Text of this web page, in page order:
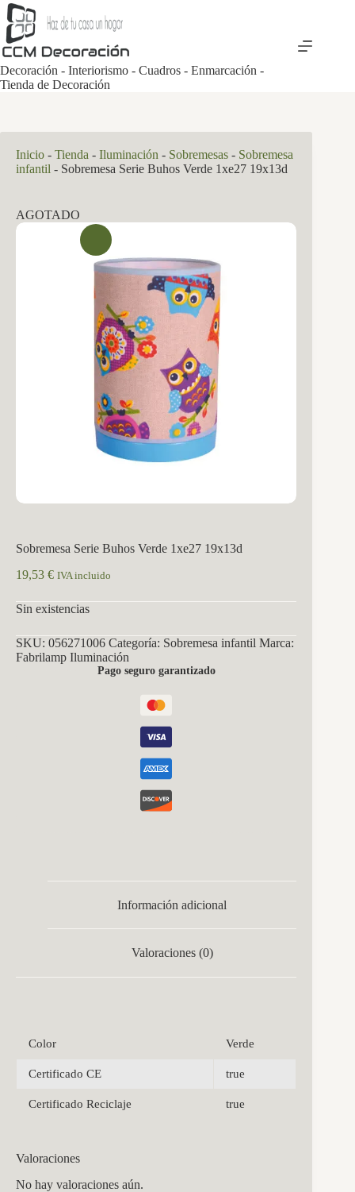
Saltar
al
contenido
Decoración - Interiorismo - Cuadros - Enmarcación -
Tienda de Decoración
Inicio - Tienda - Iluminación - Sobremesas - Sobremesa
infantil - Sobremesa Serie Buhos Verde 1xe27 19x13d
AGOTADO
Sobremesa Serie Buhos Verde 1xe27 19x13d
19,53 € IVA incluido
Sin existencias
SKU: 056271006 Categoría: Sobremesa infantil Marca:
Fabrilamp Iluminación
Pago seguro garantizado
Información adicional
Valoraciones (0)
Color Verde
Certificado CE true
Certificado Reciclaje true
Valoraciones
No hay valoraciones aún.